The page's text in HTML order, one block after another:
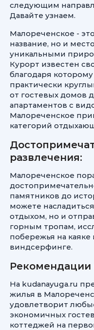
следующим
Давайте узнаем.
Малореченское -
название, но и
уникальными
Курорт известен
благодаря
практически
от гостевых домов
апартаментов с
Малореченское
категорий
развлечения:
Малореченское
памятников до
можете
отдыхом, но и
горным тропам,
побережья на
виндсерфинге.
Рекомендации
На kudanayuga.ru
жилья в
удовлетворит
экономичных
коттеджей на